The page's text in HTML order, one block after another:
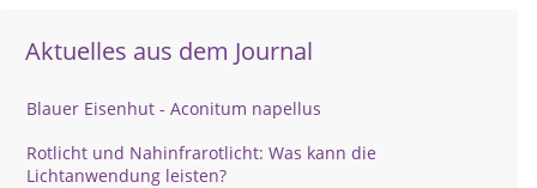
Aktuelles aus dem Journal
Blauer Eisenhut - Aconitum napellus
Rotlicht und Nahinfrarotlicht: Was kann die
Lichtanwendung leisten?